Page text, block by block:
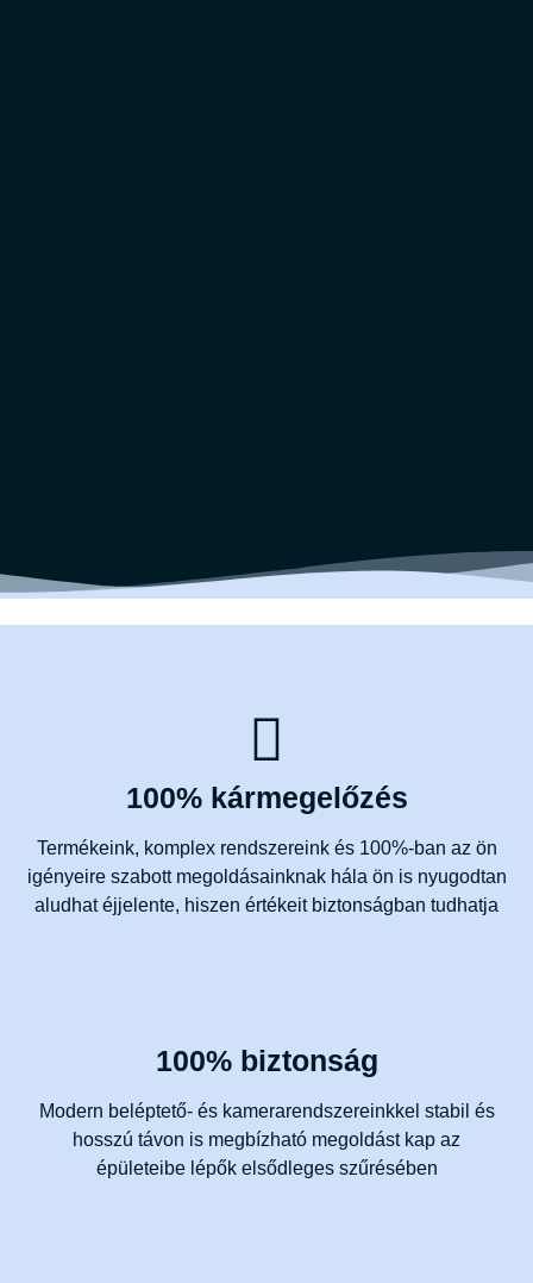
100% kármegelőzés
Termékeink, komplex rendszereink és 100%-ban az ön
igényeire szabott megoldásainknak hála ön is nyugodtan
aludhat éjjelente, hiszen értékeit biztonságban tudhatja
100% biztonság
Modern beléptető- és kamerarendszereinkkel stabil és
hosszú távon is megbízható megoldást kap az
épületeibe lépők elsődleges szűrésében